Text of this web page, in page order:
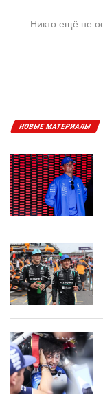
Никто ещё не
НОВЫЕ МАТЕРИАЛЫ